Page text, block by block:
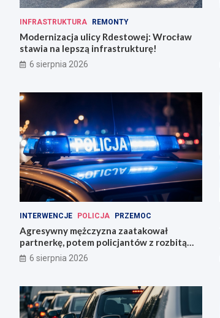
INFRASTRUKTURA REMONTY
Modernizacja ulicy Rdestowej: Wrocław
stawia na lepszą infrastrukturę!
6 sierpnia 2026
INTERWENCJE POLICJA PRZEMOC
Agresywny mężczyzna zaatakował
partnerkę, potem policjantów z rozbitą
butelką
6 sierpnia 2026